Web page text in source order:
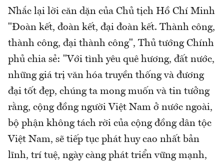
Nhắc lại lời căn dặn của Chủ tịch Hồ Chí Minh
"Đoàn kết, đoàn kết, đại đoàn kết. Thành công,
thành công, đại thành công", Thủ tướng Chính
phủ chia sẻ: "Với tình yêu quê hương, đất nước,
những giá trị văn hóa truyền thống và đương
đại tốt đẹp, chúng ta mong muốn và tin tưởng
rằng, cộng đồng người Việt Nam ở nước ngoài,
bộ phận không tách rời của cộng đồng dân tộc
Việt Nam, sẽ tiếp tục phát huy cao nhất bản
lĩnh, trí tuệ, ngày càng phát triển vững mạnh,